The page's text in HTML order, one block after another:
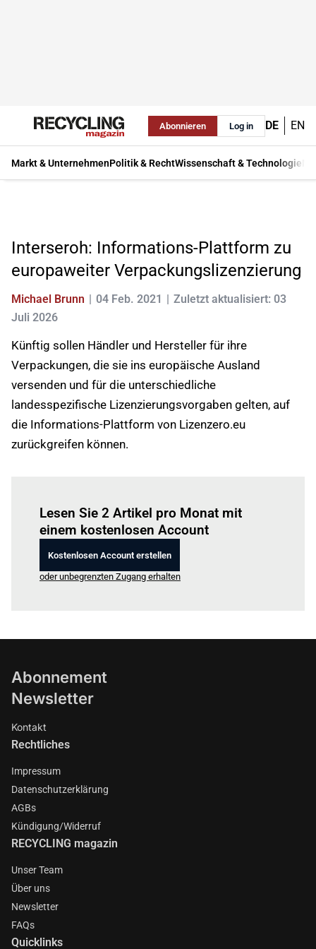
Abonnieren Log in DE EN
Markt & UnternehmenPolitik & RechtWissenschaft & Technologie
Interseroh: Informations-Plattform zu
europaweiter Verpackungslizenzierung
Michael Brunn 04 Feb. 2021
Zuletzt aktualisiert: 03
Juli 2026
Künftig sollen Händler und Hersteller für ihre
Verpackungen, die sie ins europäische Ausland
versenden und für die unterschiedliche
landesspezifische Lizenzierungsvorgaben gelten, auf
die Informations-Plattform von Lizenzero.eu
zurückgreifen können.
Lesen Sie 2 Artikel pro Monat mit
einem kostenlosen Account
Kostenlosen Account erstellen
oder unbegrenzten Zugang erhalten
Abonnement
Newsletter
Kontakt
Rechtliches
Impressum
Datenschutzerklärung
AGBs
Kündigung/Widerruf
RECYCLING magazin
Unser Team
Über uns
Newsletter
FAQs
Quicklinks